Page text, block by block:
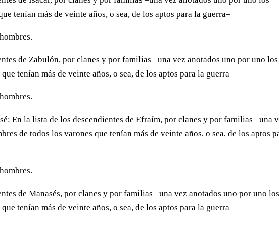
tenían más de veinte años, o sea, de los aptos para la guerra–
de Zabulón, por clanes y por familias –una vez anotados uno por uno los
tenían más de veinte años, o sea, de los aptos para la guerra–
En la lista de los descendientes de Efraím, por clanes y por familias –una
de todos los varones que tenían más de veinte años, o sea, de los aptos
de Manasés, por clanes y por familias –una vez anotados uno por uno los
tenían más de veinte años, o sea, de los aptos para la guerra–